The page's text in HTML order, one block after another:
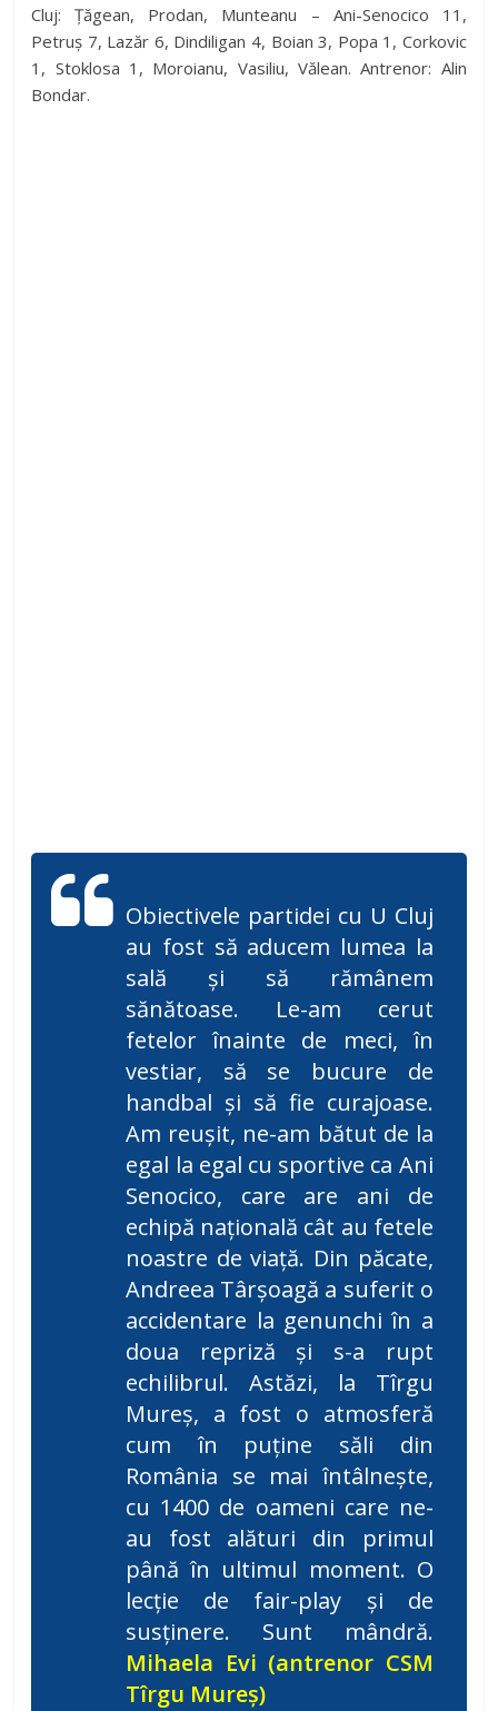
Cluj: Țăgean, Prodan, Munteanu – Ani-Senocico 11,
Petruș 7, Lazăr 6, Dindiligan 4, Boian 3, Popa 1, Corkovic
1, Stoklosa 1, Moroianu, Vasiliu, Vălean. Antrenor: Alin
Bondar.
Obiectivele partidei cu U Cluj
au fost să aducem lumea la
sală și să rămânem
sănătoase. Le-am cerut
fetelor înainte de meci, în
vestiar, să se bucure de
handbal și să fie curajoase.
Am reușit, ne-am bătut de la
egal la egal cu sportive ca Ani
Senocico, care are ani de
echipă națională cât au fetele
noastre de viață. Din păcate,
Andreea Târșoagă a suferit o
accidentare la genunchi în a
doua repriză și s-a rupt
echilibrul. Astăzi, la Tîrgu
Mureş, a fost o atmosferă
cum în puține săli din
România se mai întâlnește,
cu 1400 de oameni care ne-
au fost alături din primul
până în ultimul moment. O
lecție de fair-play și de
susținere. Sunt mândră.
Mihaela Evi (antrenor CSM
Tîrgu Mureș)